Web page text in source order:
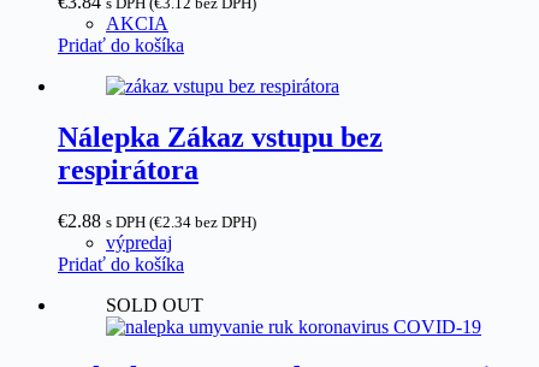
AKCIA
Pridať do košíka
Nálepka Zákaz vstupu bez
respirátora
€2.88 s DPH (€2.34 bez DPH)
výpredaj
Pridať do košíka
SOLD OUT